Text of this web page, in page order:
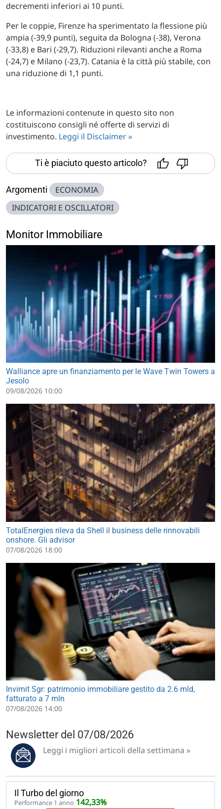
decrementi inferiori ai 10 punti.
Per le coppie, Firenze ha sperimentato la flessione più
ampia (-39,9 punti), seguita da Bologna (-38), Verona
(-33,8) e Bari (-29,7). Riduzioni rilevanti anche a Roma
(-24,7) e Milano (-23,7). Catania è la città più stabile, con
una riduzione di 1,1 punti.
Le informazioni contenute in questo sito non
costituiscono consigli né offerte di servizi di
investimento. Leggi il Disclaimer »
Ti è piaciuto questo articolo?
Argomenti
ECONOMIA
INDICATORI E OSCILLATORI
Monitor Immobiliare
Walliance apre un finanziamento per le Wave Twin Towers a
Jesolo
09/08/2026 10:00
TotalEnergies rileva da Shell il business delle rinnovabili
onshore. Gli advisor
07/08/2026 18:00
Invimit Sgr: patrimonio immobiliare gestito da 2.6 mld,
fatturato a 7 mln
07/08/2026 14:00
Newsletter del 07/08/2026
Leggi i migliori articoli della settimana »
Il Turbo del giorno
Performance 1 anno 142,33%